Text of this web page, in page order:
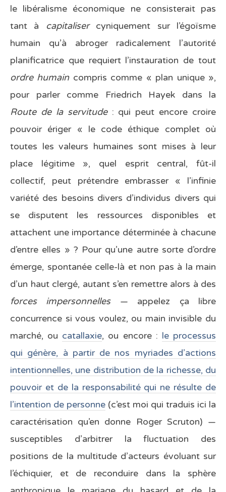
le libéralisme économique ne consisterait pas
tant à capitalisercyniquement sur l’égoïsme
humain qu’à abroger radicalement l’autorité
planificatrice que requiert l’instauration de tout
ordre humaincompris comme « plan unique »,
pour parler comme Friedrich Hayek dans la
Route de la servitude : qui peut encore croire
pouvoir ériger « le code éthique complet où
toutes les valeurs humaines sont mises à leur
place légitime », quel esprit central, fût-il
collectif, peut prétendre embrasser « l’infinie
variété des besoins divers d’individus divers qui
se disputent les ressources disponibles et
attachent une importance déterminée à chacune
d’entre elles » ? Pour qu’une autre sorte d’ordre
émerge, spontanée celle-là et non pas à la main
d’un haut clergé, autant s’en remettre alors à des
forces impersonnelles— appelez ça libre
concurrence si vous voulez, ou main invisible du
marché, ou catallaxie, ou encore : le processus
qui génère, à partir de nos myriades d’actions
intentionnelles, une distribution de la richesse, du
pouvoir et de la responsabilité qui ne résulte de
l’intention de personne (c’est moi qui traduis ici la
caractérisation qu’en donne Roger Scruton) —
susceptibles d’arbitrer la fluctuation des
positions de la multitude d’acteurs évoluant sur
l’échiquier, et de reconduire dans la sphère